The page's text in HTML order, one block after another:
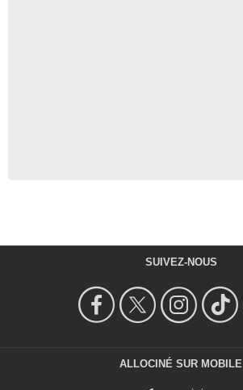
SUIVEZ-NOUS
ALLOCINÉ SUR MOBILE